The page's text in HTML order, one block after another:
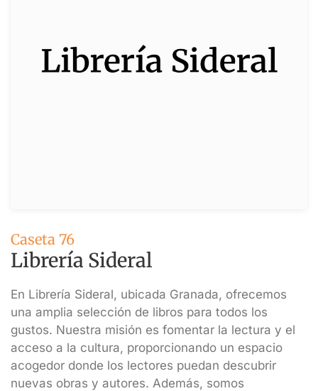
Caseta 76
Librería Sideral
En Librería Sideral, ubicada Granada, ofrecemos
una amplia selección de libros para todos los
gustos. Nuestra misión es fomentar la lectura y el
acceso a la cultura, proporcionando un espacio
acogedor donde los lectores puedan descubrir
nuevas obras y autores. Además, somos